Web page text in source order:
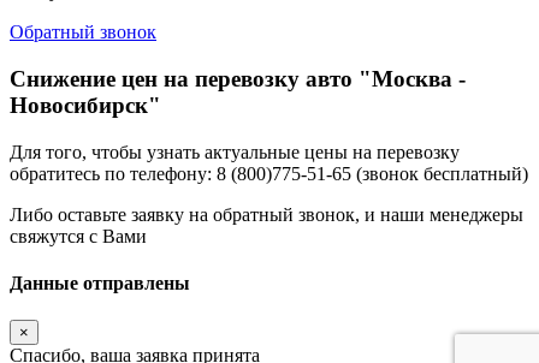
Обратный звонок
Снижение цен на перевозку авто "Москва -
Новосибирск"
Для того, чтобы узнать актуальные цены на перевозку
обратитесь по телефону: 8 (800)775-51-65 (звонок бесплатный)
Либо оставьте заявку на обратный звонок, и наши менеджеры
свяжутся с Вами
Данные отправлены
×
Спасибо, ваша заявка принята